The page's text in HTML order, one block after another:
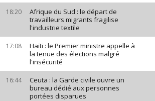
18:20
Afrique du Sud : le départ de
travailleurs migrants fragilise
l'industrie textile
17:08
Haïti : le Premier ministre appelle à
la tenue des élections malgré
l'insécurité
16:44
Ceuta : la Garde civile ouvre un
bureau dédié aux personnes
portées disparues